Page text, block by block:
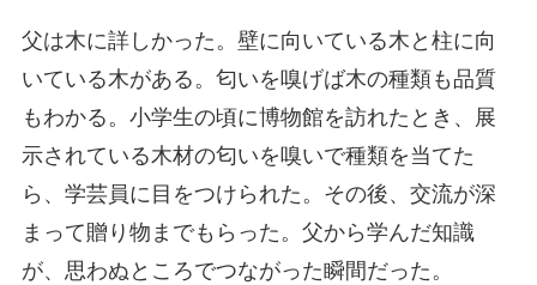
父は木に詳しかった。壁に向いている木と柱に向
いている木がある。匂いを嗅げば木の種類も品質
もわかる。小学生の頃に博物館を訪れたとき、展
示されている木材の匂いを嗅いで種類を当てた
ら、学芸員に目をつけられた。その後、交流が深
まって贈り物までもらった。父から学んだ知識
が、思わぬところでつながった瞬間だった。